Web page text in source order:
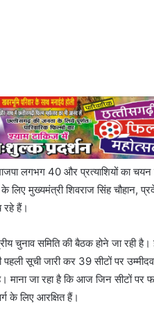
लगभग 40 और प्रत्याशियों का
मुख्यमंत्री शिवराज सिंह चौहान,
रहे हैं।
चुनाव समिति की बैठक होने जा रही
सूची जारी कर 39 सीटों पर
माना जा रहा है कि आज जिन सीटों पर
के लिए आरक्षित हैं।